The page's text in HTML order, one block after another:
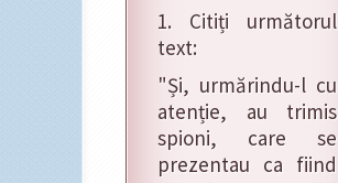
1. Citiți următorul
text:
"Și, urmărindu-l cu
atenție, au trimis
spioni, care se
prezentau ca fiind